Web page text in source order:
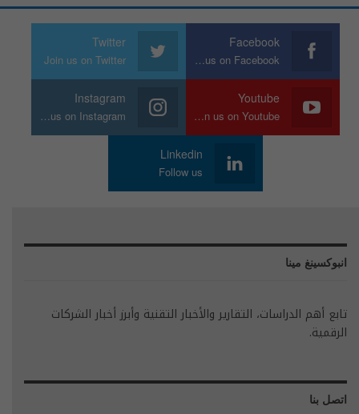
Facebook
Join us on Facebook
Twitter
Join us on Twitter
Youtube
Join us on Youtube
Instagram
Join us on Instagram
Linkedin
Follow us
انبوكسينغ مينا
تابع أهم الدراسات، التقارير والأخبار التقنية وأبرز أخبار الشركات
الرقمية.
اتصل بنا